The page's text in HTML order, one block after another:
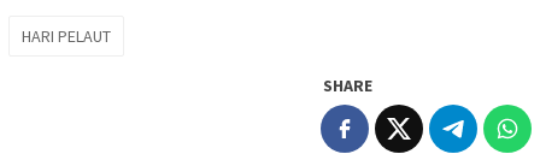
HARI PELAUT
SHARE